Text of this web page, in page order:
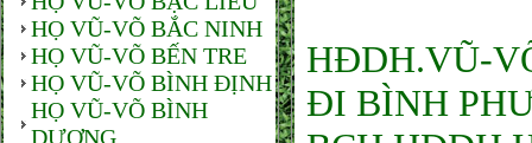
HỌ VŨ-VÕ BẮC NINH
HỌ VŨ-VÕ BẾN TRE
HỌ VŨ-VÕ BÌNH ĐỊNH
HỌ VŨ-VÕ BÌNH
DƯƠNG
HĐDH.VŨ-
ĐI BÌNH